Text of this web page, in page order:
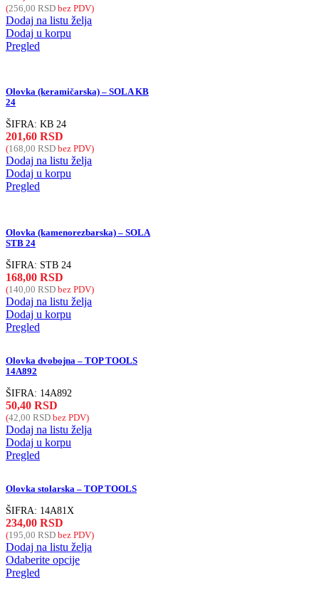
(256,00 RSD bez PDV)
Dodaj na listu želja
Dodaj u korpu
Pregled
Olovka (keramičarska) – SOLA KB
24
ŠIFRA: KB 24
201,60 RSD
(168,00 RSD bez PDV)
Dodaj na listu želja
Dodaj u korpu
Pregled
Olovka (kamenorezbarska) – SOLA
STB 24
ŠIFRA: STB 24
168,00 RSD
(140,00 RSD bez PDV)
Dodaj na listu želja
Dodaj u korpu
Pregled
Olovka dvobojna – TOP TOOLS
14A892
ŠIFRA: 14A892
50,40 RSD
(42,00 RSD bez PDV)
Dodaj na listu želja
Dodaj u korpu
Pregled
Olovka stolarska – TOP TOOLS
ŠIFRA: 14A81X
234,00 RSD
(195,00 RSD bez PDV)
Dodaj na listu želja
Odaberite opcije
Pregled